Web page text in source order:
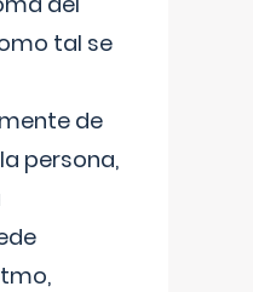
tal se
de
persona,